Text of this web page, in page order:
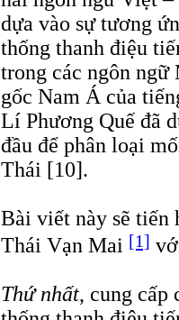
dựa vào sự tương
thống thanh điệu
trong các ngôn ngữ
gốc Nam Á của
Lí Phương Quế đã
đầu để phân loại
Thái [10].
Bài viết này sẽ tiến
Thái Vạn Mai [1]
Thứ nhất, cung cấp